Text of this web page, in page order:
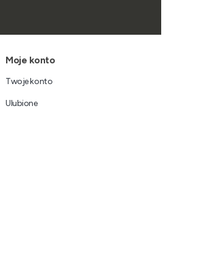
Moje konto
Twoje konto
Ulubione